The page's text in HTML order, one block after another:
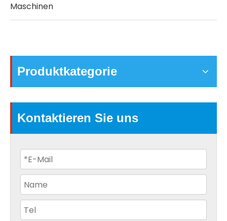
Maschinen
Produktkategorie
Kontaktieren Sie uns